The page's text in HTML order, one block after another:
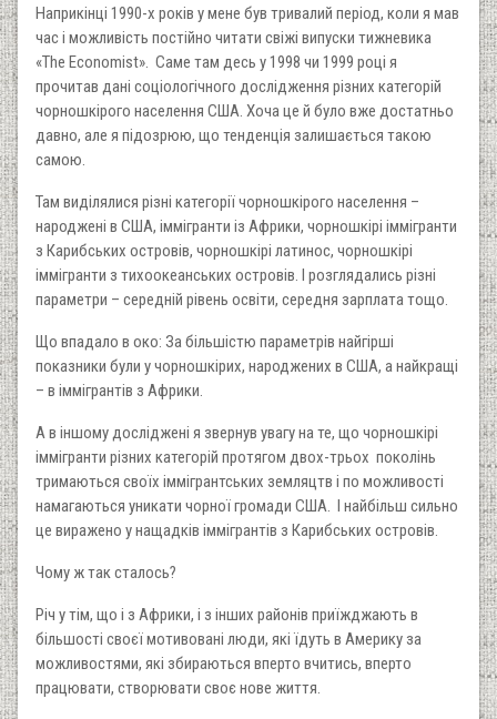
Наприкінці 1990-х років у мене був тривалий період, коли я мав
час і можливість постійно читати свіжі випуски тижневика
«The Economist». Саме там десь у 1998 чи 1999 році я
прочитав дані соціологічного дослідження різних категорій
чорношкірого населення США. Хоча це й було вже достатньо
давно, але я підозрюю, що тенденція залишається такою
самою.
Там виділялися різні категорії чорношкірого населення –
народжені в США, іммігранти із Африки, чорношкірі іммігранти
з Карибських островів, чорношкірі латинос, чорношкірі
іммігранти з тихоокеанських островів. І розглядались різні
параметри – середній рівень освіти, середня зарплата тощо.
Що впадало в око: За більшістю параметрів найгірші
показники були у чорношкірих, народжених в США, а найкращі
– в іммігрантів з Африки.
А в іншому досліджені я звернув увагу на те, що чорношкірі
іммігранти різних категорій протягом двох-трьох поколінь
тримаються своїх іммігрантських земляцтв і по можливості
намагаються уникати чорної громади США. І найбільш сильно
це виражено у нащадків іммігрантів з Карибських островів.
Чому ж так сталось?
Річ у тім, що і з Африки, і з інших районів приїжджають в
більшості своєї мотивовані люди, які їдуть в Америку за
можливостями, які збираються вперто вчитись, вперто
працювати, створювати своє нове життя.